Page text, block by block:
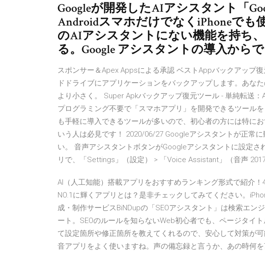
Googleが開発したAIアシスタント「
AndroidスマホだけでなくiPhoneでも
のAIアシスタントにない機能を持ち
る。Google アシスタントの導入から
スポンサー＆Apex Appsによる承認 ベストAppバックアップ
ドドライブにアプリケーションをバックアップします。あな
より小さく。 Super Apkバックアップ復元ツール - 単純転送
プログラミング不要で「スマホアプリ」を開発できるツール
も手軽に導入できるツールが多いので、初心者の方には特に
いう人は必見です！ 2020/06/27 Googleアシスタントが正常
い。 音声アシスタントボタンがGoogleアシスタントに設定
リで、「Settings」（設定） > 「Voice Assistant」（音声
AI（人工知能）搭載アプリをおすすめランキング形式で紹介
NO.1に輝くアプリとは？是非チェックしてみてください。
成・制作サービスBiNDupの「SEOアシスタント」は検索エン
ート。SEOのルールを知らないWeb初心者でも、ページタイ
て設定箇所や修正箇所を教えてくれるので、安心して対策が
音アプリをよく使いますね。声の備忘録と言うか、あの時何